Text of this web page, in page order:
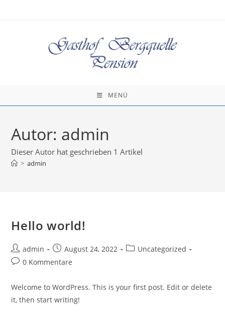
MENÜ
Autor: admin
Dieser Autor hat geschrieben 1 Artikel
> admin
Hello world!
Beitrags-
Autor:
admin
Beitrag
veröffentlicht:
August 24, 2022
Beitrags-
Uncategorized
Beitrags-
0 Kommentare
Welcome to WordPress. This is your first post. Edit or delete
it, then start writing!